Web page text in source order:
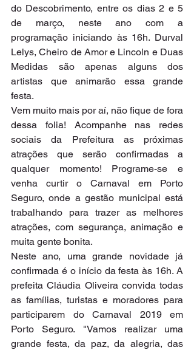
do Descobrimento, entre os dias 2 e 5
de março, neste ano com a
programação iniciando às 16h. Durval
Lelys, Cheiro de Amor e Lincoln e Duas
Medidas são apenas alguns dos
artistas que animarão essa grande
festa.
Vem muito mais por aí, não fique de fora
dessa folia! Acompanhe nas redes
sociais da Prefeitura as próximas
atrações que serão confirmadas a
qualquer momento! Programe-se e
venha curtir o Carnaval em Porto
Seguro, onde a gestão municipal está
trabalhando para trazer as melhores
atrações, com segurança, animação e
muita gente bonita.
Neste ano, uma grande novidade já
confirmada é o início da festa às 16h. A
prefeita Cláudia Oliveira convida todas
as famílias, turistas e moradores para
participarem do Carnaval 2019 em
Porto Seguro. "Vamos realizar uma
grande festa, da paz, da alegria, das